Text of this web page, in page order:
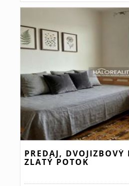
PREDAJ, DVOJIZBOVÝ
ZLATÝ POTOK